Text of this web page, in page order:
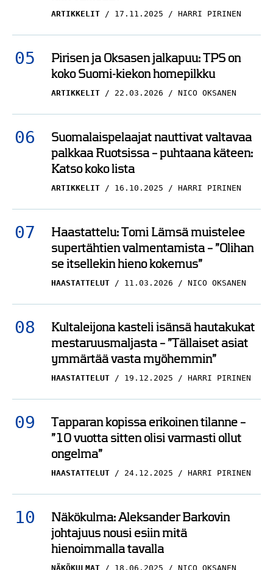
Pirisen ja Oksasen jalkapuu: TPS on
koko Suomi-kiekon homepilkku
ARTIKKELIT 22.03.2026 NICO OKSANEN
Suomalaispelaajat nauttivat valtavaa
palkkaa Ruotsissa – puhtaana käteen:
Katso koko lista
ARTIKKELIT 16.10.2025
Haastattelu: Tomi Lämsä muistelee
supertähtien valmentamista – ”Olihan
se itsellekin hieno kokemus”
HAASTATTELUT 11.03.2026 NICO OKSANEN
Kultaleijona kasteli isänsä hautakukat
mestaruusmaljasta – ”Tällaiset asiat
ymmärtää vasta myöhemmin”
HAASTATTELUT 19.12.2025 HARRI PIRINEN
Tapparan kopissa erikoinen tilanne –
”10 vuotta sitten olisi varmasti ollut
ongelma”
HAASTATTELUT
Näkökulma: Aleksander Barkovin
johtajuus nousi esiin mitä
hienoimmalla tavalla
NÄKÖKULMAT 18.06.2025